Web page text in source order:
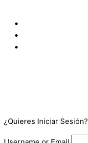
¿Quieres Iniciar Sesión?